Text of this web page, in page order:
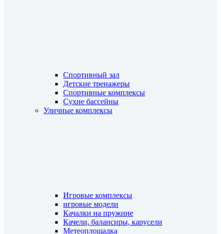
Спортивный зал
Детские тренажеры
Спортивные комплексы
Сухие бассейны
Уличные комплексы
Игровые комплексы
игровые модели
Качалки на пружине
Качели, балансиры, карусели
Метеоплощадка